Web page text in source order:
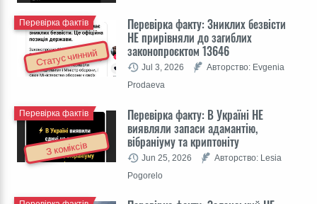
Статус чинний
Перевірка факту: Зниклих безвісти
НЕ прирівняли до загиблих
законопроєктом 13646
Перевірка фактів
Jul 3, 2026
Авторство: Evgenia
Prodaeva
З коміксів
Перевірка факту: В Україні НЕ
виявляли запаси адамантію,
вібраніуму та криптоніту
Перевірка фактів
Jun 25, 2026
Авторство: Lesia
Pogorelo